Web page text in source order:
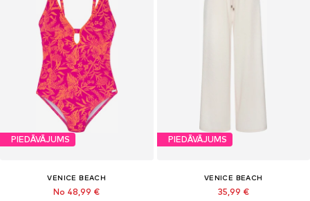
PIEDĀVĀJUMS
VENICE BEACH
No 48,99 €
PIEDĀVĀJUMS
VENICE BEACH
35,99 €